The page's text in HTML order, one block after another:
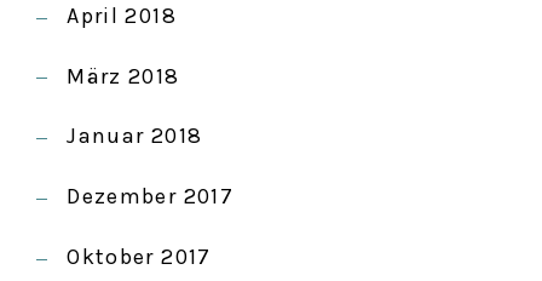
April 2018
März 2018
Januar 2018
Dezember 2017
Oktober 2017